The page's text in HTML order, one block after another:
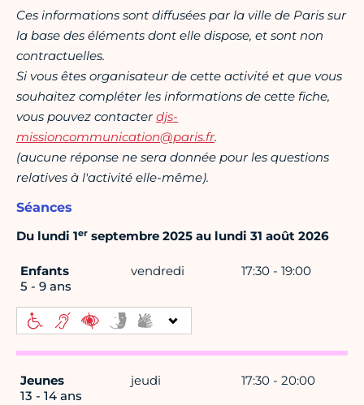
Ces informations sont diffusées par la ville de Paris sur
la base des éléments dont elle dispose, et sont non
contractuelles.
Si vous êtes organisateur de cette activité et que vous
souhaitez compléter les informations de cette fiche,
vous pouvez contacterdjs-
missioncommunication@paris.fr.
(aucune réponse ne sera donnée pour les questions
relatives à l'activité elle-même).
Séances
Du lundi 1er septembre 2025 au lundi 31 août 2026
Enfants
5 - 9 ans
vendredi 17:30 - 19:00
Jeunes
13 - 14 ans
jeudi 17:30 - 20:00